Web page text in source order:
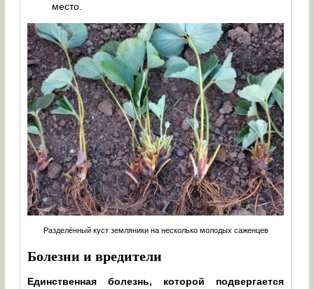
место.
Разделённый куст земляники на несколько молодых саженцев
Болезни и вредители
Единственная болезнь, которой подвергается